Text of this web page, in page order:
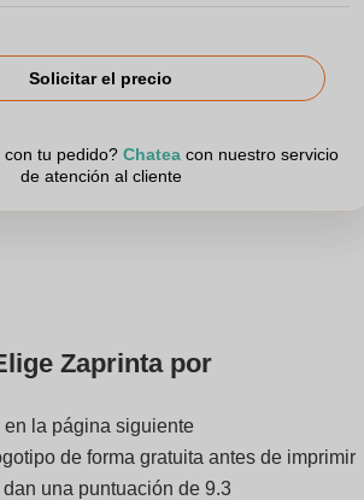
Solicitar el precio
tu pedido? Chatea con nuestro servicio
de atención al cliente
Zaprinta por
la página siguiente
de forma gratuita antes de imprimir
una puntuación de 9.3